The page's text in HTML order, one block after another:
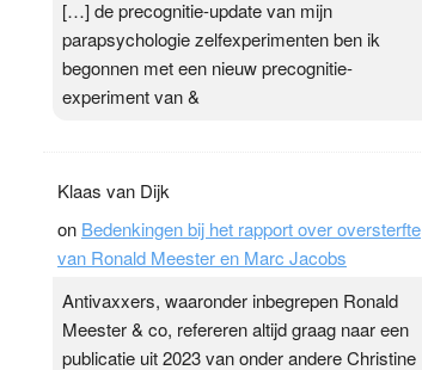
[…] de precognitie-update van mijn
parapsychologie zelfexperimenten ben ik
begonnen met een nieuw precognitie-
experiment van &
Klaas van Dijk
on Bedenkingen bij het rapport over oversterfte
van Ronald Meester en Marc Jacobs
Antivaxxers, waaronder inbegrepen Ronald
Meester & co, refereren altijd graag naar een
publicatie uit 2023 van onder andere Christine